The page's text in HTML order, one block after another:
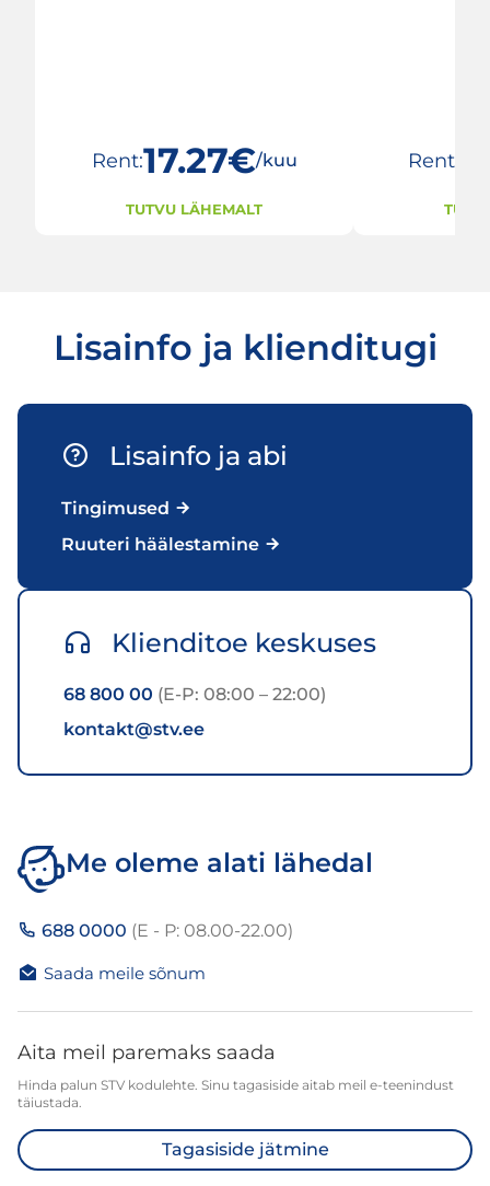
Rent:17.27€/kuu
TUTVU LÄHEMALT
Rent:
Lisainfo ja klienditugi
Lisainfo ja abi
Tingimused
Ruuteri häälestamine
Klienditoe keskuses
68 800 00 (E-P: 08:00 – 22:00)
kontakt@stv.ee
Me oleme alati lähedal
688 0000 (E - P: 08.00-22.00)
Saada meile sõnum
Aita meil paremaks saada
Hinda palun STV kodulehte. Sinu tagasiside aitab meil e-teenindust
täiustada.
Tagasiside jätmine